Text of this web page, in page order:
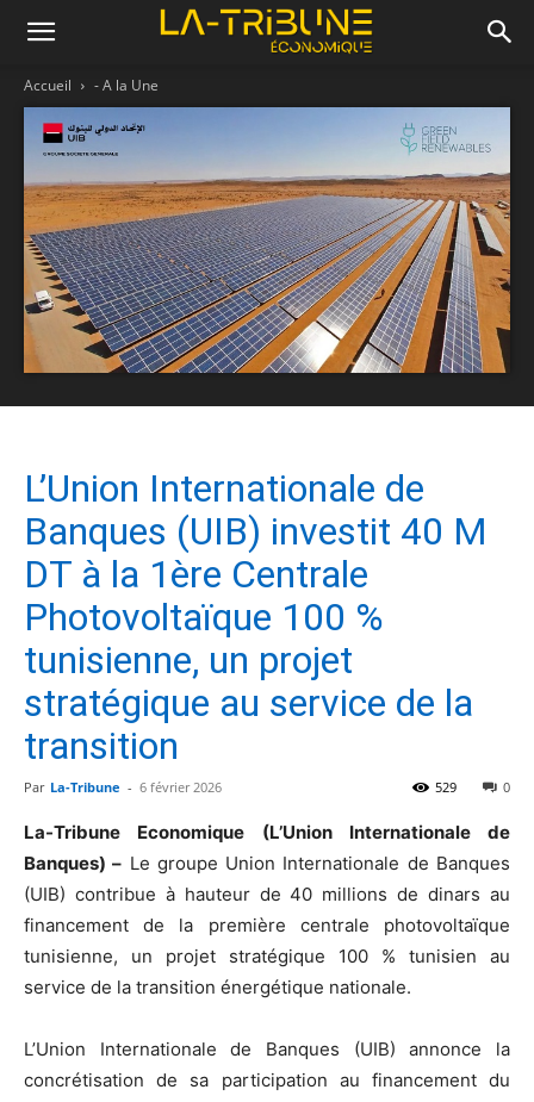
Accueil - A la Une
L’Union Internationale de
Banques (UIB) investit 40 M
DT à la 1ère Centrale
Photovoltaïque 100 %
tunisienne, un projet
stratégique au service de la
transition
Par La-Tribune - 6 février 2026 0
529
La-Tribune Economique (L’Union Internationale de
Banques) – Le groupe Union Internationale de Banques
(UIB) contribue à hauteur de 40 millions de dinars au
financement de la première centrale photovoltaïque
tunisienne, un projet stratégique 100 % tunisien au
service de la transition énergétique nationale.
L’Union Internationale de Banques (UIB) annonce la
concrétisation de sa participation au financement du